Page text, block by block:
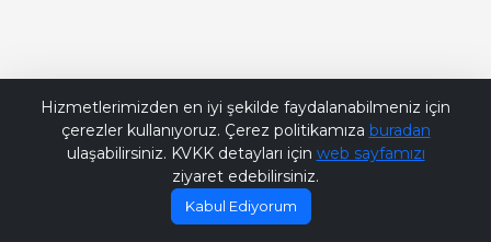
Hizmetlerimizden en iyi şekilde faydalanabilmeniz için
çerezler kullanıyoruz. Çerez politikamıza buradan
ulaşabilirsiniz. KVKK detayları için web sayfamızı
ziyaret edebilirsiniz.
Kabul Ediyorum
Bana Soru Sor | Ask Me